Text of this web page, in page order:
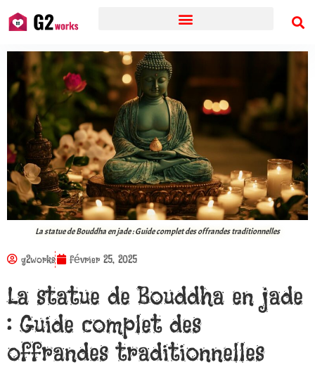
La statue de Bouddha en jade : Guide complet des offrandes traditionnelles
g2works février 25, 2025
La statue de Bouddha en jade
: Guide complet des
offrandes traditionnelles